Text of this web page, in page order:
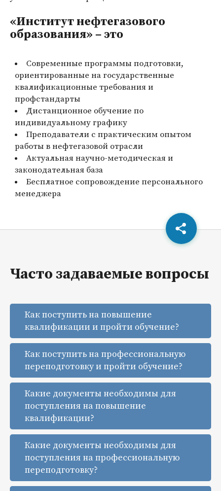
«Институт нефтегазового
образования» – это
Современные программы подготовки,
ориентированные на государственные
квалификационные требования и
профстандарты
Дистанционное обучение по
индивидуальному графику
Преподаватели с практическим опытом
работы в нефтегазовой отрасли
Актуальная научно-методическая и
законодательная база
Бесплатное сопровождение персонального
менеджера
Часто задаваемые вопросы
Как поступить на повышение
квалификации и пройти обучение?
Как поступить на профессиональную
переподготовку и пройти обучение?
Какие документы необходимы для
поступления на повышение
квалификации?
Какие документы необходимы для
поступления на профессиональную
переподготовку?